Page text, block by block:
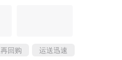
回购 运送迅速